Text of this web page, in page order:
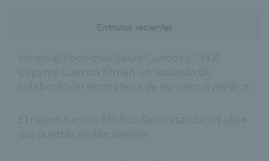
Hospital Recoletas Salud Cuenca y CEOE
Cepyme Cuenca firman un acuerdo de
colaboración en materia de asistencia médica
El nuevo Centro Médico Recoletas Salud abre
sus puertas en Benavente